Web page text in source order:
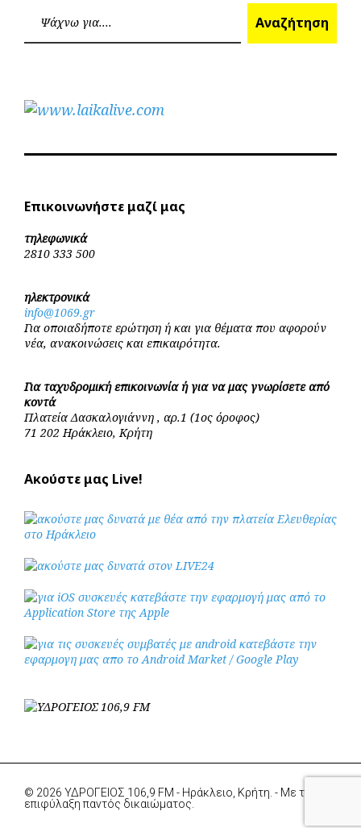
άρθρων
Αναζήτηση
Επικοινωνήστε μαζί μας
τηλεφωνικά
2810 333 500
ηλεκτρονικά
info@1069.gr
Για οποιαδήποτε ερώτηση ή και για θέματα που αφορούν
νέα, ανακοινώσεις και επικαιρότητα.
Για ταχυδρομική επικοινωνία ή για να μας γνωρίσετε από
κοντά
Πλατεία Δασκαλογιάννη , αρ.1 (1ος όροφος)
71 202 Ηράκλειο, Κρήτη
Ακούστε μας Live!
© 2026 ΥΔΡΟΓΕΙΟΣ 106,9 FM - Ηράκλειο, Κρήτη. - Με την
επιφύλαξη παντός δικαιώματος.